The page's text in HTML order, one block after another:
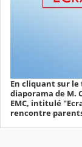
En cliquant sur le
diaporama de M.
EMC, intitulé
rencontre